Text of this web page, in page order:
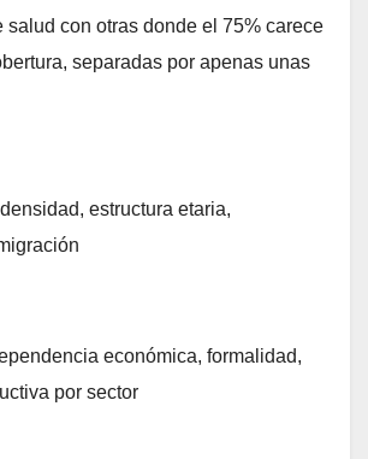
salud con otras donde el 75% carece
separadas por apenas unas
estructura etaria,
económica, formalidad,
por sector